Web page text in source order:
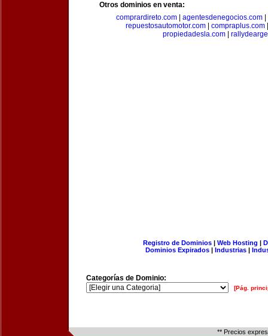
Otros dominios en venta:
comprardireto.com| agentesdenegocios.com|
repuestosautomotor.com
compraplus.com
propiedadesla.com|
Registro de Dominios| Web Hosting |
Dominios Expirados | Industrias |
Categorías de Dominio:
[Pág.
** Precios